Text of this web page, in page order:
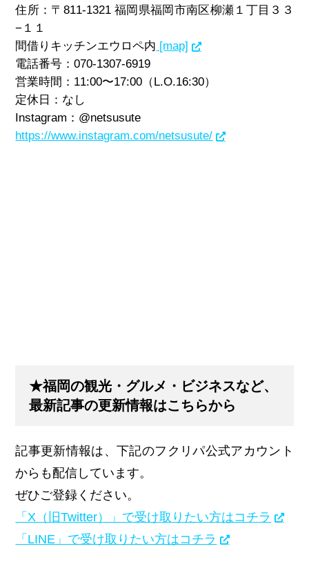
住所：〒 811-1321福岡県福岡市南区柳瀬１丁目３３
−１１
間借りキッチンエウロペ内 [map]
電話番号：070-1307-6919
営業時間：11:00〜17:00（L.O.16:30）
定休日：なし
Instagram：@netsusute
https://www.instagram.com/netsusute/
★福岡の観光・グルメ・ビジネスなど、
最新記事の更新情報はこちらから
記事更新情報は、下記のフクリパ公式アカウント
からも配信しています。
ぜひご登録ください。
「X（旧Twitter）」で受け取りたい方はコチラ
「LINE」で受け取りたい方はコチラ